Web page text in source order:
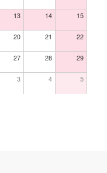
13 14 15
20 21 22
27 28 29
3 4 5